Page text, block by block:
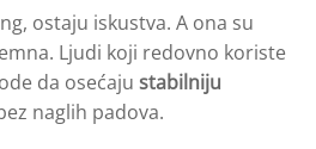
ostaju iskustva. A ona su
Ljudi koji redovno koriste
da osećaju stabilniju
naglih padova.